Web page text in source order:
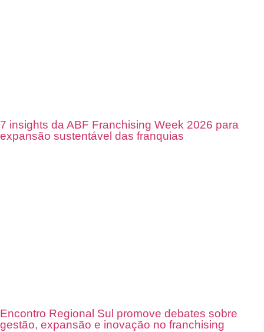
7 insights da ABF Franchising Week 2026 para
expansão sustentável das franquias
Encontro Regional Sul promove debates sobre
gestão, expansão e inovação no franchising